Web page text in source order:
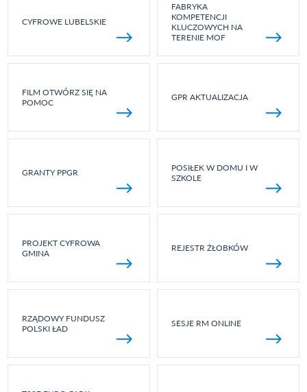
CYFROWE LUBELSKIE
FABRYKA
KOMPETENCJI
KLUCZOWYCH NA
TERENIE MOF
FILM OTWÓRZ SIĘ NA
POMOC
GPR AKTUALIZACJA
GRANTY PPGR
POSIŁEK W DOMU I W
SZKOLE
PROJEKT CYFROWA
GMINA
REJESTR ŻŁOBKÓW
RZĄDOWY FUNDUSZ
POLSKI ŁAD
SESJE RM ONLINE